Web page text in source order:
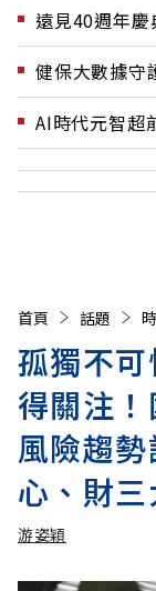
遠見40週年
健保大數據守
AI時代元智超
首頁 話題
孤獨不
得關注
風險趨
心、財
游姿穎